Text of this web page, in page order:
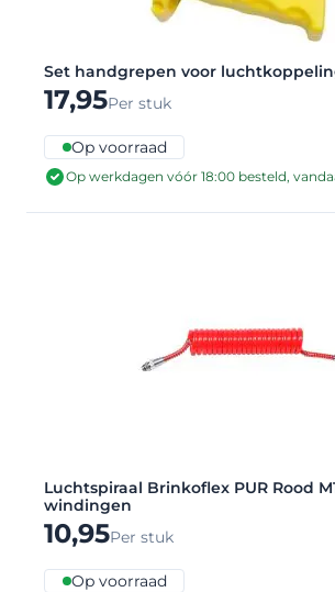
Set handgrepen voor
17,95Per stuk
Op voorraad
Op werkdagen vóór 18:00 besteld,
Luchtspiraal Brinkoflex PUR Rood
windingen
10,95Per stuk
Op voorraad